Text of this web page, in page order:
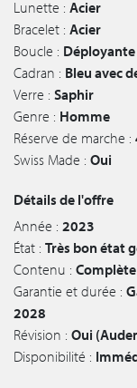
Lunette : Acier
Bracelet : Acier
Boucle : Déployante
Cadran : Bleu avec
Verre : Saphir
Genre : Homme
Réserve de marche :
Swiss Made : Oui
Détails de l'offre
Année : 2023
État : Très bon état
Contenu : Complète
Garantie et durée :
2028
Révision : Oui
Disponibilité :